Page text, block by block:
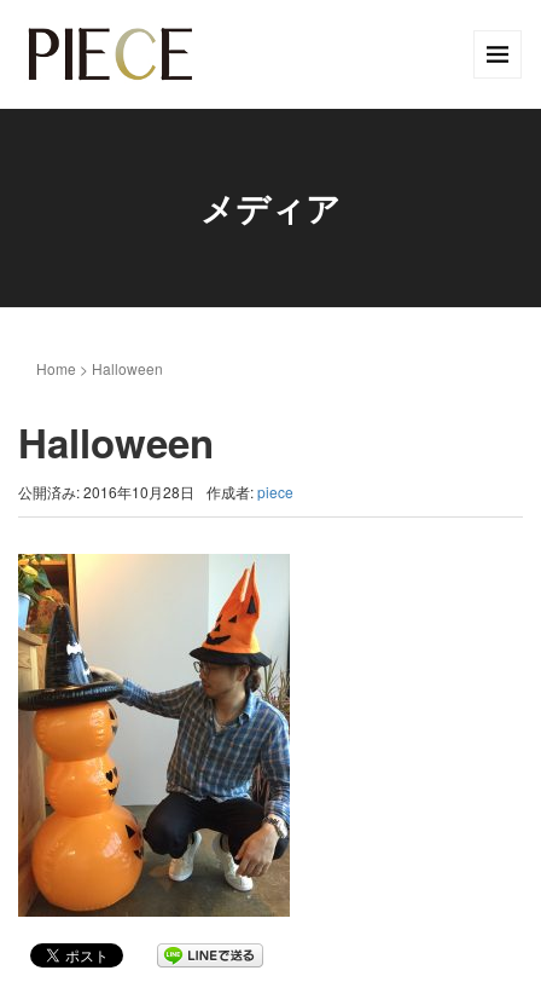
メディア
Home > Halloween
Halloween
公開済み: 2016年10月28日 作成者:piece